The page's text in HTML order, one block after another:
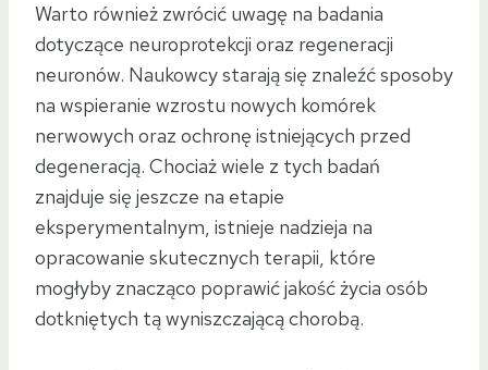
Warto również zwrócić uwagę na badania
dotyczące neuroprotekcji oraz regeneracji
neuronów. Naukowcy starają się znaleźć sposoby
na wspieranie wzrostu nowych komórek
nerwowych oraz ochronę istniejących przed
degeneracją. Chociaż wiele z tych badań
znajduje się jeszcze na etapie
eksperymentalnym, istnieje nadzieja na
opracowanie skutecznych terapii, które
mogłyby znacząco poprawić jakość życia osób
dotkniętych tą wyniszczającą chorobą.